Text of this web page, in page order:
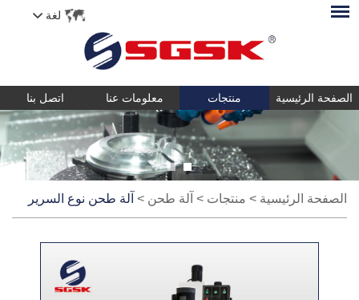
لغة
الصفحة الرئيسية منتجات معلومات عنا اتصل بنا
الصفحة الرئيسية > منتجات > آلة طحن > آلة طحن نوع السرير